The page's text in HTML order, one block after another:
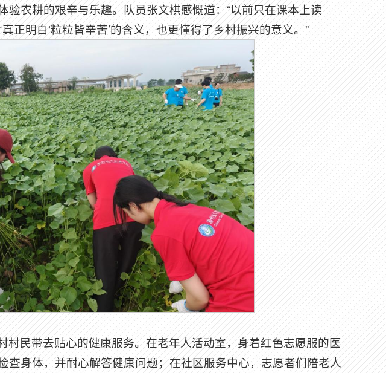
验农耕的艰辛与乐趣。队员张文棋感慨道：“以前只在课本上读
正明白‘粒粒皆辛苦’的含义，也更懂得了乡村振兴的意义。”
村民带去贴心的健康服务。在老年人活动室，身着红色志愿服的医
查身体，并耐心解答健康问题；在社区服务中心，志愿者们陪老人